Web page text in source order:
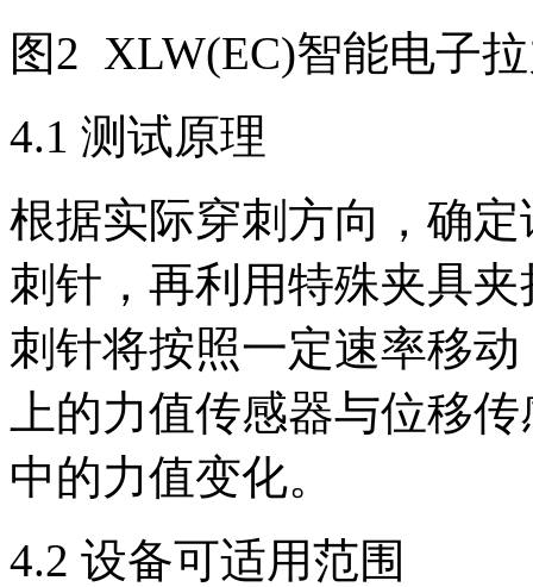
图2 XLW(EC)智能电子
4.1 测试原理
根据实际穿刺方向，确
刺针，再利用特殊夹具
刺针将按照一定速率移
上的力值传感器与位移
中的力值变化。
4.2 设备可适用范围